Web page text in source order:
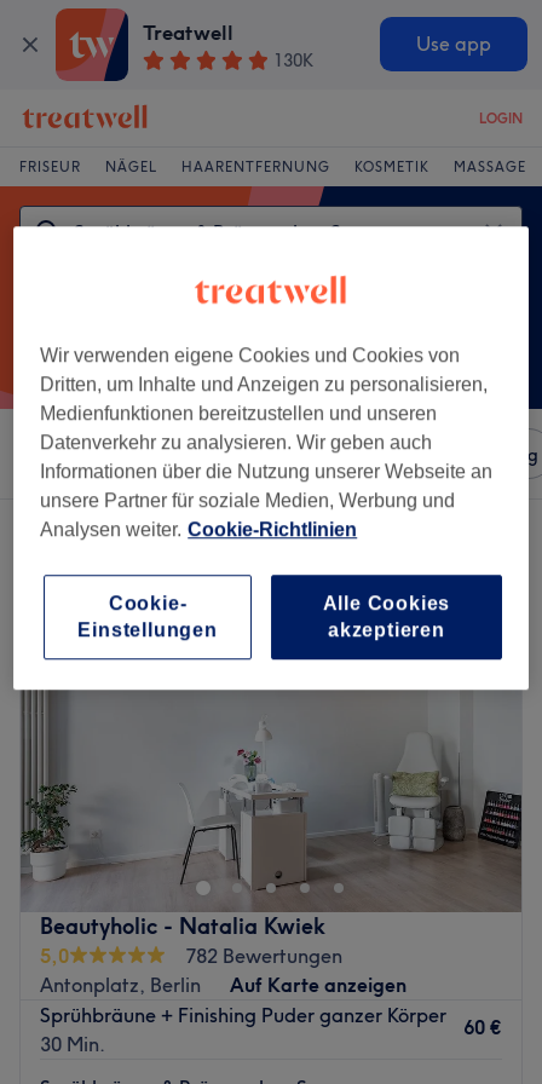
Treatwell
130K
Use app
LOGIN
FRISEUR NÄGEL HAARENTFERNUNG KOSMETIK MASSAGE
Sortieren nach Salons Expressangebote Bewertung
Ein Salon, der anbietet:
Beautyholic - Natalia Kwiek
5,0
782 Bewertungen
Antonplatz, Berlin
Auf Karte anzeigen
Sprühbräune + Finishing Puder ganzer Körper
30 Min.
60 €
Wir verwenden eigene Cookies und Cookies von
Dritten, um Inhalte und Anzeigen zu personalisieren,
Medienfunktionen bereitzustellen und unseren
Datenverkehr zu analysieren. Wir geben auch
Informationen über die Nutzung unserer Webseite an
unsere Partner für soziale Medien, Werbung und
Analysen weiter. Cookie-Richtlinien
Cookie-
Einstellungen
Alle Cookies
akzeptieren